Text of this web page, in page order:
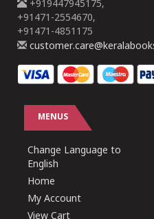
+919447945175,
+91471-2554670,
+91471-4851175
MENUS
Change Language to
English
Home
My Account
View Cart